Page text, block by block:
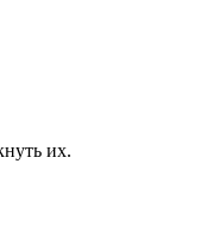
их.